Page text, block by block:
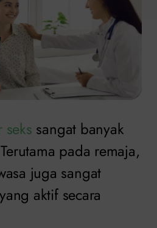
seks sangat banyak
pada remaja,
juga sangat
aktif secara